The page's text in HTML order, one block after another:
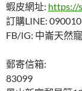
蝦皮網址: https://
訂購LINE:
FB/IG: 中崙天然
郵寄信箱:
83099